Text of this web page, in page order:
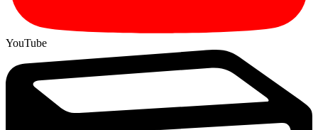
YouTube